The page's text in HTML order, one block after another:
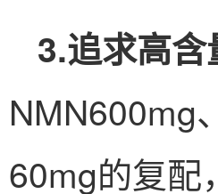
3.追求高
NMN600mg
60mg的复配